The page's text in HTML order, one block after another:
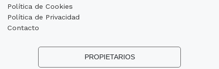
Política de Cookies
Política de Privacidad
Contacto
PROPIETARIOS